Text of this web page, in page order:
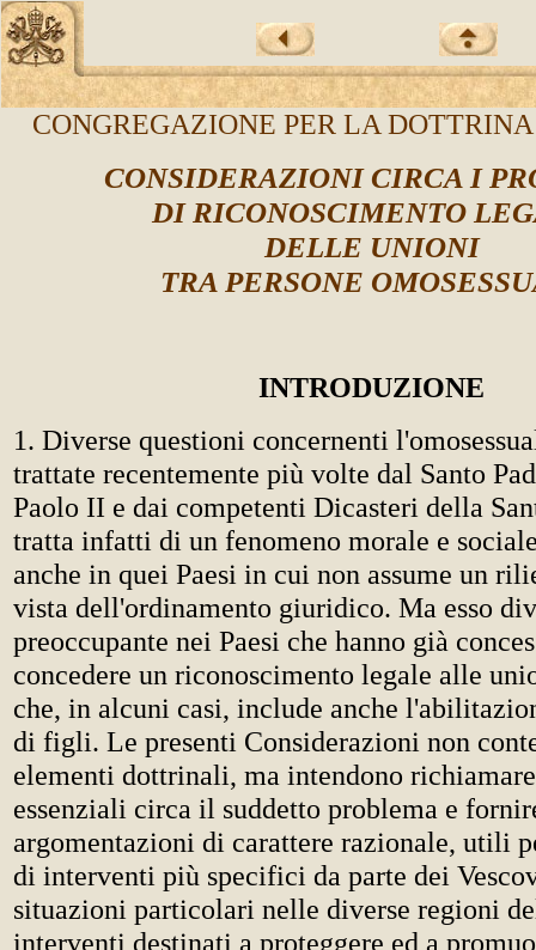
CONGREGAZIONE PER LA
CONSIDERAZIONI CIRCA I
DI RICONOSCIMENTO
DELLE UNIONI
TRA PERSONE
INTRODUZIONE
1. Diverse questioni concernenti
trattate recentemente più volte dal Santo
Paolo II e dai competenti Dicasteri della
tratta infatti di un fenomeno morale e
anche in quei Paesi in cui non assume un
vista dell'ordinamento giuridico. Ma esso
preoccupante nei Paesi che hanno già
concedere un riconoscimento legale alle
che, in alcuni casi, include anche
di figli. Le presenti Considerazioni non
elementi dottrinali, ma intendono
essenziali circa il suddetto problema e
argomentazioni di carattere razionale, utili
di interventi più specifici da parte dei
situazioni particolari nelle diverse regioni
interventi destinati a proteggere ed a